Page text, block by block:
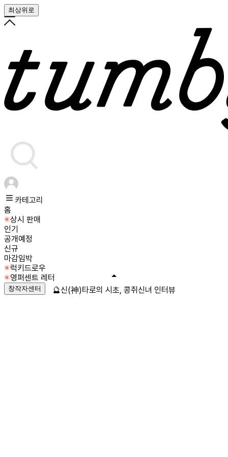
최상위로
카테고리
홈
상시 판매
인기
공개예정
신규
마감임박
럭키드로우
영퍼센트 레터
창작자센터 🔮신(神)타로의 시초, 콩쥐신녀 인터뷰